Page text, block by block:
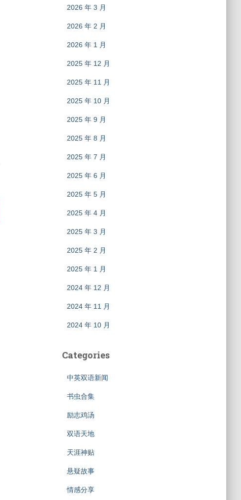
2026 年 3 月
2026 年 2 月
2026 年 1 月
2025 年 12 月
2025 年 11 月
2025 年 10 月
2025 年 9 月
2025 年 8 月
2025 年 7 月
2025 年 6 月
2025 年 5 月
2025 年 4 月
2025 年 3 月
2025 年 2 月
2025 年 1 月
2024 年 12 月
2024 年 11 月
2024 年 10 月
Categories
中英双语新闻
书虫合集
励志鸡汤
双语天地
天涯神贴
悬疑故事
情感分享